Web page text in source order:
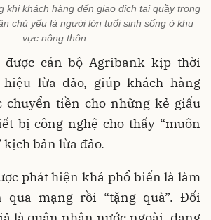
khi khách hàng đến giao dịch tại quầy trong
chủ yếu là người lớn tuổi sinh sống ở khu
vực nông thôn
được cán bộ Agribank kịp thời
lừa đảo, giúp khách hàng
chuyển tiền cho những kẻ giấu
bị công nghệ cho thấy “muôn
bản lừa đảo.
phát hiện khá phổ biến là làm
qua mạng rồi “tặng quà”. Đối